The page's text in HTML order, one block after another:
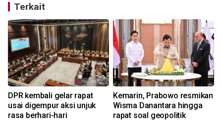
Terkait
DPR kembali gelar rapat
usai digempur aksi unjuk
rasa berhari-hari
Kemarin, Prabowo resmikan
Wisma Danantara hingga
rapat soal geopolitik